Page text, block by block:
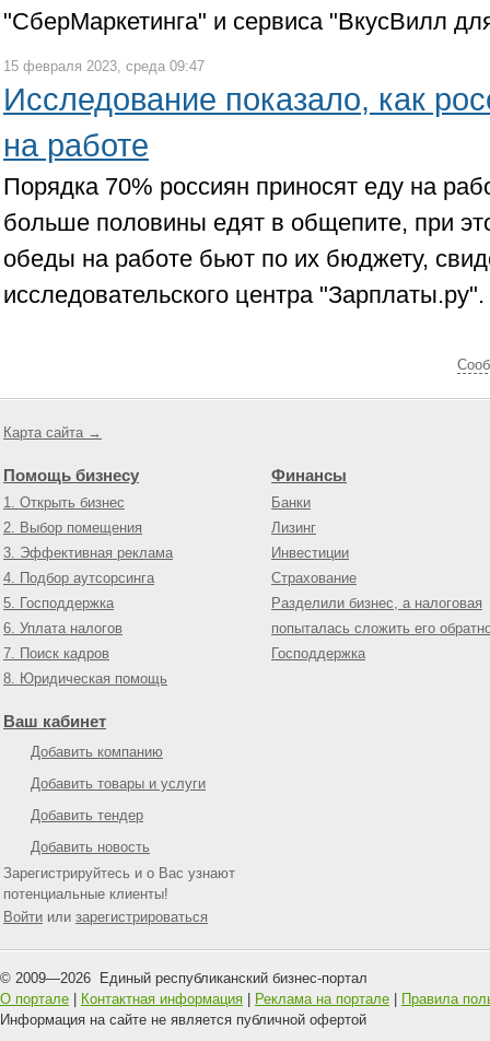
"СберМаркетинга" и сервиса "ВкусВилл
15 февраля 2023, среда 09:47
Исследование показало, как
на работе
Порядка 70% россиян приносят еду на
больше половины едят в общепите, при
обеды на работе бьют по их бюджету,
исследовательского центра "Зарплаты.ру".
Карта сайта →
Помощь бизнесу
1. Открыть бизнес
2. Выбор помещения
3. Эффективная реклама
4. Подбор аутсорсинга
5. Господдержка
6. Уплата налогов
7. Поиск кадров
8. Юридическая помощь
Финансы
Банки
Лизинг
Инвестиции
Страхование
Разделили бизнес, а налоговая
попыталась сложить его
Господдержка
Ваш кабинет
Добавить компанию
Добавить товары и услуги
Добавить тендер
Добавить новость
Зарегистрируйтесь и о Вас узнают
потенциальные клиенты!
Войти или зарегистрироваться
© 2009—2026 Единый республиканский бизнес-портал
О портале
Контактная информация Реклама на портале
Правила
Информация на сайте не является публичной офертой